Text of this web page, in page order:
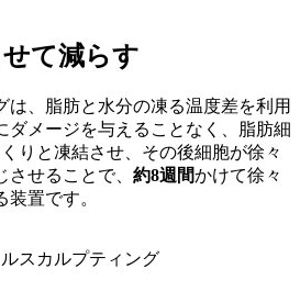
て減らす
は、脂肪と水分の凍る温度差を利用
ダメージを与えることなく、脂肪細
りと凍結させ、その後細胞が徐々
せることで、 約8週間かけて徐々
置です。